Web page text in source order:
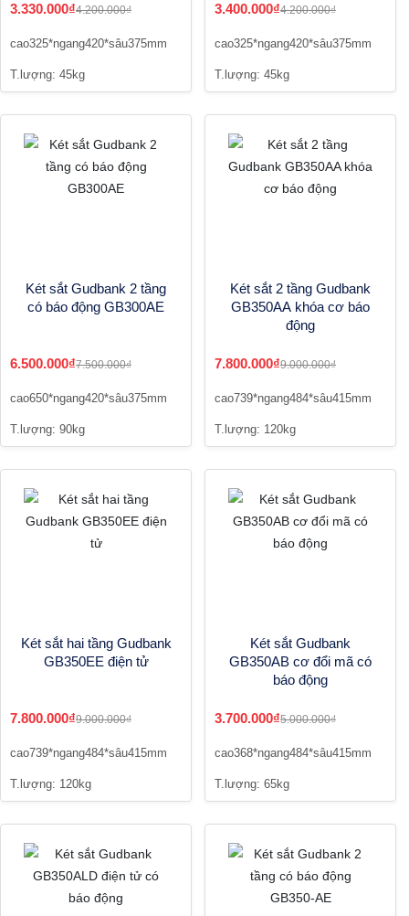
3.330.000₫4.200.000₫
cao325*ngang420*sâu375mm
T.lượng: 45kg
3.400.000₫4.200.000₫
cao325*ngang420*sâu375mm
T.lượng: 45kg
Két sắt Gudbank 2 tầng
có báo động GB300AE
6.500.000₫7.500.000₫
cao650*ngang420*sâu375mm
T.lượng: 90kg
Két sắt 2 tầng Gudbank
GB350AA khóa cơ báo
động
7.800.000₫9.000.000₫
cao739*ngang484*sâu415mm
T.lượng: 120kg
Két sắt hai tầng Gudbank
GB350EE điện tử
7.800.000₫9.000.000₫
cao739*ngang484*sâu415mm
T.lượng: 120kg
Két sắt Gudbank
GB350AB cơ đổi mã có
báo động
3.700.000₫5.000.000₫
cao368*ngang484*sâu415mm
T.lượng: 65kg